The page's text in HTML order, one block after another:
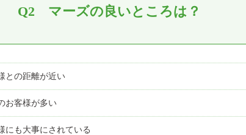
Q2 マーズの良いところは？
との距離が近い
お客様が多い
にも大事にされている